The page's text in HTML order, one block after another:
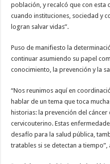
población, y recalcó que con esta
cuando instituciones, sociedad y
logran salvar vidas”.
Puso de manifiesto la
continuar asumiendo su papel
conocimiento, la prevención y la
“Nos reunimos aquí en
hablar de un tema que toca
historias: la prevención del cáncer
cervicouterino. Estas
desafío para la salud pública,
tratables si se detectan a tiempo”,